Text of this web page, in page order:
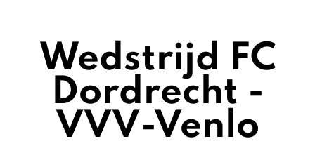
Wedstrijd FC
Dordrecht -
VVV-Venlo